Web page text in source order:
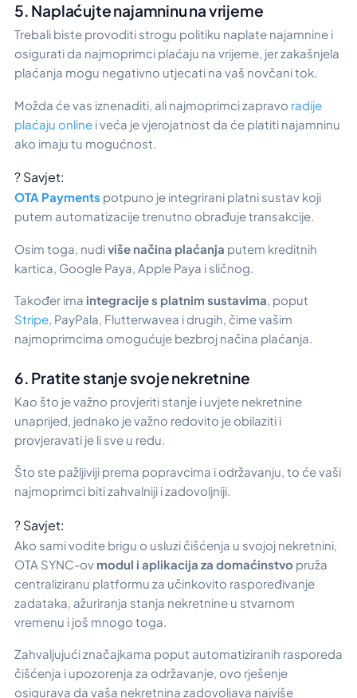
5. Naplaćujte najamninu na vrijeme
Trebali biste provoditi strogu politiku naplate najamnine i
osigurati da najmoprimci plaćaju na vrijeme, jer zakašnjela
plaćanja mogu negativno utjecati na vaš novčani tok.
Možda će vas iznenaditi, ali najmoprimci zapravo radije
plaćaju online i veća je vjerojatnost da će platiti najamninu
ako imaju tu mogućnost.
? Savjet:
OTA Payments potpuno je integrirani platni sustav koji
putem automatizacije trenutno obrađuje transakcije.
Osim toga, nudiviše načina plaćanja putem kreditnih
kartica, Google Paya, Apple Paya i sličnog.
Također ima integracije s platnim sustavima, poput
Stripe, PayPala, Flutterwavea i drugih, čime vašim
najmoprimcima omogućuje bezbroj načina plaćanja.
6. Pratite stanje svoje nekretnine
Kao što je važno provjeriti stanje i uvjete nekretnine
unaprijed, jednako je važno redovito je obilaziti i
provjeravati je li sve u redu.
Što ste pažljiviji prema popravcima i održavanju, to će vaši
najmoprimci biti zahvalniji i zadovoljniji.
? Savjet:
Ako sami vodite brigu o usluzi čišćenja u svojoj nekretnini,
OTA SYNC-ov modul i aplikacija za domaćinstvo pruža
centraliziranu platformu za učinkovito raspoređivanje
zadataka, ažuriranja stanja nekretnine u stvarnom
vremenu i još mnogo toga.
Zahvaljujući značajkama poput automatiziranih rasporeda
čišćenja i upozorenja za održavanje, ovo rješenje
osigurava da vaša nekretnina zadovoljava najviše